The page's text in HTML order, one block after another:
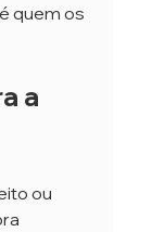
quem os
a
ou